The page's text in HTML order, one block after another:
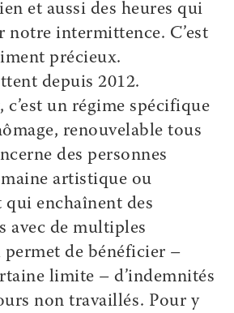
et aussi des heures qui
notre intermittence. C’est
précieux.
depuis 2012.
c’est un régime spécifique
renouvelable tous
des personnes
artistique ou
qui enchaînent des
avec de multiples
de bénéficier –
limite – d’indemnités
non travaillés. Pour y